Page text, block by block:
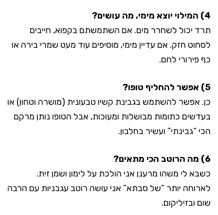
4) המילוי יוצא מימי, מה עושים?
תרד יכול לשחרר מים. אם השתמשתם בקפוא, חייבים
לסחוט חזק. אם עדיין מימי, מוסיפים עוד מעט שמרי בירה או
כף פירורי לחם.
5) אפשר להחליף טופו?
כן. אפשר להשתמש בגבינת קשיו טבעונית (מושרה וטחון) או
בעדשים כתומות מבושלות ומעוכות, אבל הטופו נותן מרקם
הכי “גבינתי” ועשיר בחלבון.
6) מה הרוטב הכי מתאים?
כשבא לי משהו מרענן אני הולכת על לימון ושמן זית.
לארוחה יותר “של סבתא” אני עושה רוטב עגבניות עם הרבה
שום ובזיליקום.